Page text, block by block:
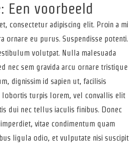
Een voorbeeld
consectetur adipiscing elit. Proin a mi
ornare eu purus. Suspendisse potenti.
volutpat. Nulla malesuada
nec sem gravida arcu ornare tristique
dignissim id sapien ut, facilisis
lobortis turpis lorem, vel convallis elit
dui nec tellus iaculis finibus. Donec
vitae condimentum quam
ligula odio, et vulputate nisi suscipit